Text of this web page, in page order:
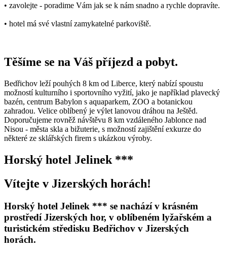
• zavolejte - poradime Vám jak se k nám snadno a rychle dopravíte.
• hotel má své vlastní zamykatelné parkoviště.
Těšíme se na Váš příjezd a pobyt.
Bedřichov leží pouhých 8 km od Liberce, který nabízí spoustu
možností kulturního i sportovního vyžití, jako je například plavecký
bazén, centrum Babylon s aquaparkem, ZOO a botanickou
zahradou. Velice oblíbený je výlet lanovou dráhou na Ještěd.
Doporučujeme rovněž návštěvu 8 km vzdáleného Jablonce nad
Nisou - města skla a bižuterie, s možností zajištění exkurze do
některé ze sklářských firem s ukázkou výroby.
Horský hotel Jelinek ***
Vítejte v Jizerských horách!
Horský hotel Jelinek *** se nacházív krásném
prostředí Jizerských hor, v oblíbeném lyžařském a
turistickém středisku Bedřichov v Jizerských
horách.